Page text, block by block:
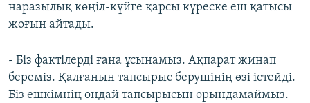
наразылық көңіл-күйге қарсы күреске еш қатысы
жоғын айтады.
- Біз фактілерді ғана ұсынамыз. Ақпарат жинап
береміз. Қалғанын тапсырыс берушінің өзі істейді.
Біз ешкімнің ондай тапсырысын орындамаймыз.